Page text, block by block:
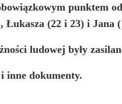
punktem
Łukasza (22 i 23) i Jana
ludowej były
inne dokumenty.